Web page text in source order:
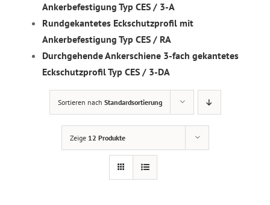
Ankerbefestigung Typ CES / 3-A
Rundgekantetes Eckschutzprofil mit
Ankerbefestigung Typ CES / RA
Durchgehende Ankerschiene 3-fach gekantetes
Eckschutzprofil Typ CES / 3-DA
Sortieren nach Standardsortierung
Zeige 12 Produkte